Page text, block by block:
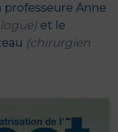
professeure Anne
et le
(chirurgien